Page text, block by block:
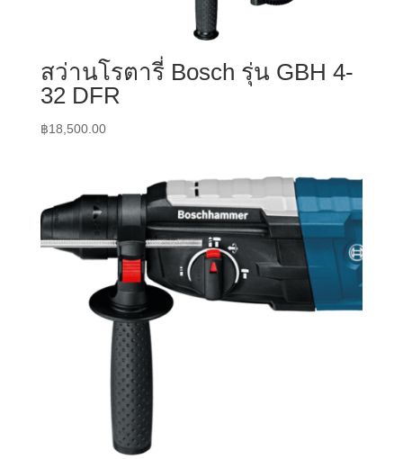
สว่านโรตารี่ Bosch รุ่น GBH 4-
32 DFR
฿18,500.00